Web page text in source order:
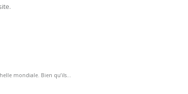
mondiale. Bien qu’ils...